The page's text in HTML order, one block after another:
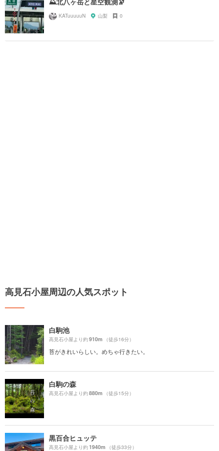
KATuuuuuN 山梨 0
高見石小屋周辺の人気スポット
白駒池
高見石小屋より約910m （徒歩16分）
苔がきれいらしい。めちゃ行きたい。
白駒の森
高見石小屋より約880m （徒歩15分）
黒百合ヒュッテ
高見石小屋より約1940m （徒歩33分）